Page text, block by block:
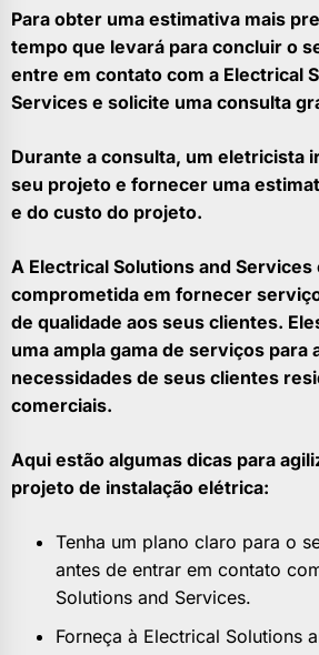
Para obter uma estimativa mais
tempo que levará para concluir o
entre em contato com a Electrical
Services e solicite uma consulta
Durante a consulta, um eletricista
seu projeto e fornecer uma
e do custo do projeto.
A Electrical Solutions and Services
comprometida em fornecer
de qualidade aos seus clientes.
uma ampla gama de serviços para
necessidades de seus clientes
comerciais.
Aqui estão algumas dicas para
projeto de instalação elétrica:
Tenha um plano claro para o
antes de entrar em contato
Solutions and Services.
Forneça à Electrical Solutions